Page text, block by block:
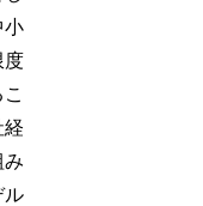
小
度
経
み
ル